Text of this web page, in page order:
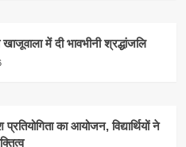
में दी भावभीनी श्रद्धांजलि
का आयोजन, विद्यार्थियों ने